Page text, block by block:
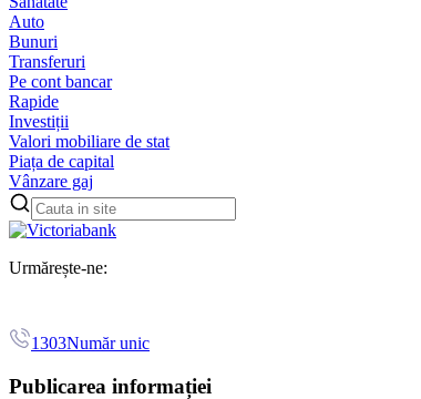
Auto
Bunuri
Transferuri
Pe cont bancar
Rapide
Investiții
Valori mobiliare de stat
Piața de capital
Vânzare gaj
Urmărește-ne:
1303Număr unic
Publicarea informației